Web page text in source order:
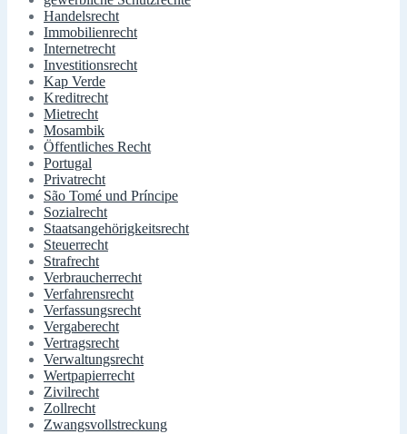
Handelsrecht
Immobilienrecht
Internetrecht
Investitionsrecht
Kap Verde
Kreditrecht
Mietrecht
Mosambik
Öffentliches Recht
Portugal
Privatrecht
São Tomé und Príncipe
Sozialrecht
Staatsangehörigkeitsrecht
Steuerrecht
Strafrecht
Verbraucherrecht
Verfahrensrecht
Verfassungsrecht
Vergaberecht
Vertragsrecht
Verwaltungsrecht
Wertpapierrecht
Zivilrecht
Zollrecht
Zwangsvollstreckung